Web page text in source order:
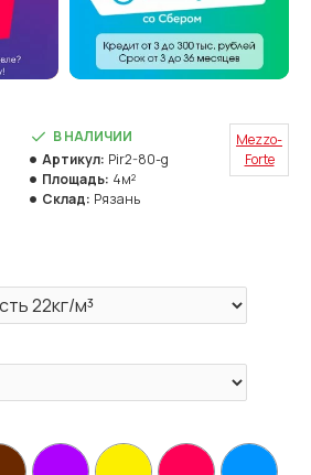
В НАЛИЧИИ
Артикул: Pir2-80-g
Площадь: 4м²
Склад: Рязань
Mezzo-
Forte